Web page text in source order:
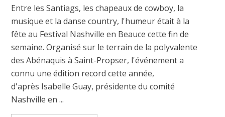
Entre les Santiags, les chapeaux de cowboy, la
musique et la danse country, l'humeur était à la
fête au Festival Nashville en Beauce cette fin de
semaine. Organisé sur le terrain de la polyvalente
des Abénaquis à Saint-Propser, l'événement a
connu une édition record cette année,
d'après Isabelle Guay, présidente du comité
Nashville en ...